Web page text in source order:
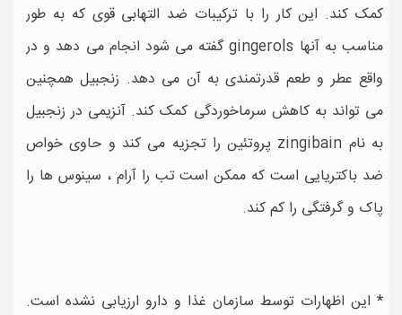
کمک کند. این کار را با ترکیبات ضد التهابی قوی که به طور
مناسب به آنها gingerols گفته می شود انجام می دهد و در
واقع عطر و طعم قدرتمندی به آن می دهد. زنجبیل همچنین
می تواند به کاهش سرماخوردگی کمک کند. آنزیمی در زنجبیل
به نام zingibain پروتئین را تجزیه می کند و حاوی خواص
ضد باکتریایی است که ممکن است تب را آرام ، سینوس ها را
پاک و گرفتگی را کم کند.
* این اظهارات توسط سازمان غذا و دارو ارزیابی نشده است.